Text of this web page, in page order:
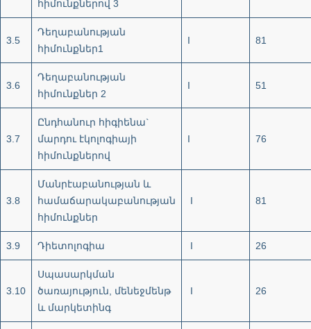
հիմունքներով 3
3.5
Դեղաբանության
հիմունքներ1
I 81
3.6
Դեղաբանության
հիմունքներ 2
I 51
3.7
Ընդհանուր հիգիենա`
մարդու էկոլոգիայի
հիմունքներով
I 76
3.8
Մանրէաբանության և
համաճարակաբանության
հիմունքներ
I 81
3.9 Դիետոլոգիա I 26
3.10
Սպասարկման
ծառայություն, մենեջմենթ
և մարկետինգ
I 26